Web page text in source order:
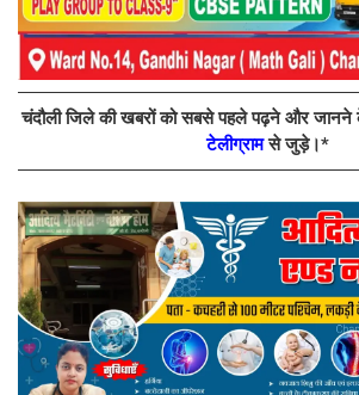
चंदौली जिले की खबरों को सबसे पहले पढ़ने और जानने
टेलीग्रामसे जुड़े।*